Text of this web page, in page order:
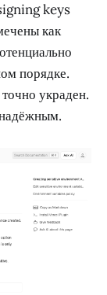
keys
как
порядке.
украден.
надёжным.